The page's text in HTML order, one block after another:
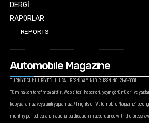
DERGİ
RAPORLAR
REPORTS
Automobile Magazine
TÜRKİYE CUMHURİYETİ ULUSAL RESMİ YAYINIDIR. ISSN NO: 2148-0001
Tüm hakları tarafımıza aittir. Web sitesi haberleri, yayın görüntüleri ve
kopyalanamaz veya alıntı yapılamaz. All rights of “Automobile Magazine”
monthly periodical and national publication in accordance with the press